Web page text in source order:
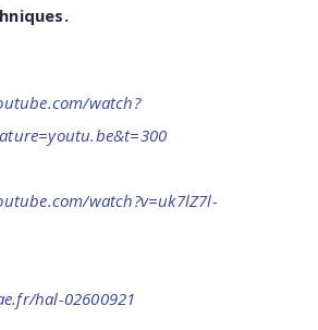
watch?
watch?v=uk7lZ7l-
hal-02600921